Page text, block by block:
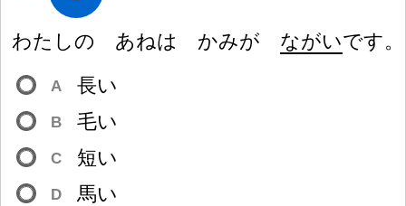
わたしの あねは かみが ながいです。
A 長い
B 毛い
C 短い
D 馬い